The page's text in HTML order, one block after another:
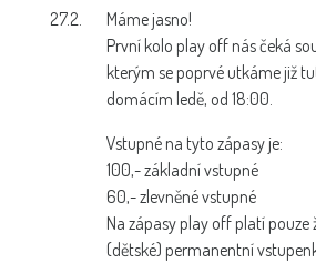
27.2.
Máme jasno!
První kolo play off nás čeká
kterým se poprvé utkáme již
domácím ledě, od 18:00.
Vstupné na tyto zápasy je:
100,- základní vstupné
60,- zlevněné vstupné
Na zápasy play off platí pouze
(dětské) permanentní